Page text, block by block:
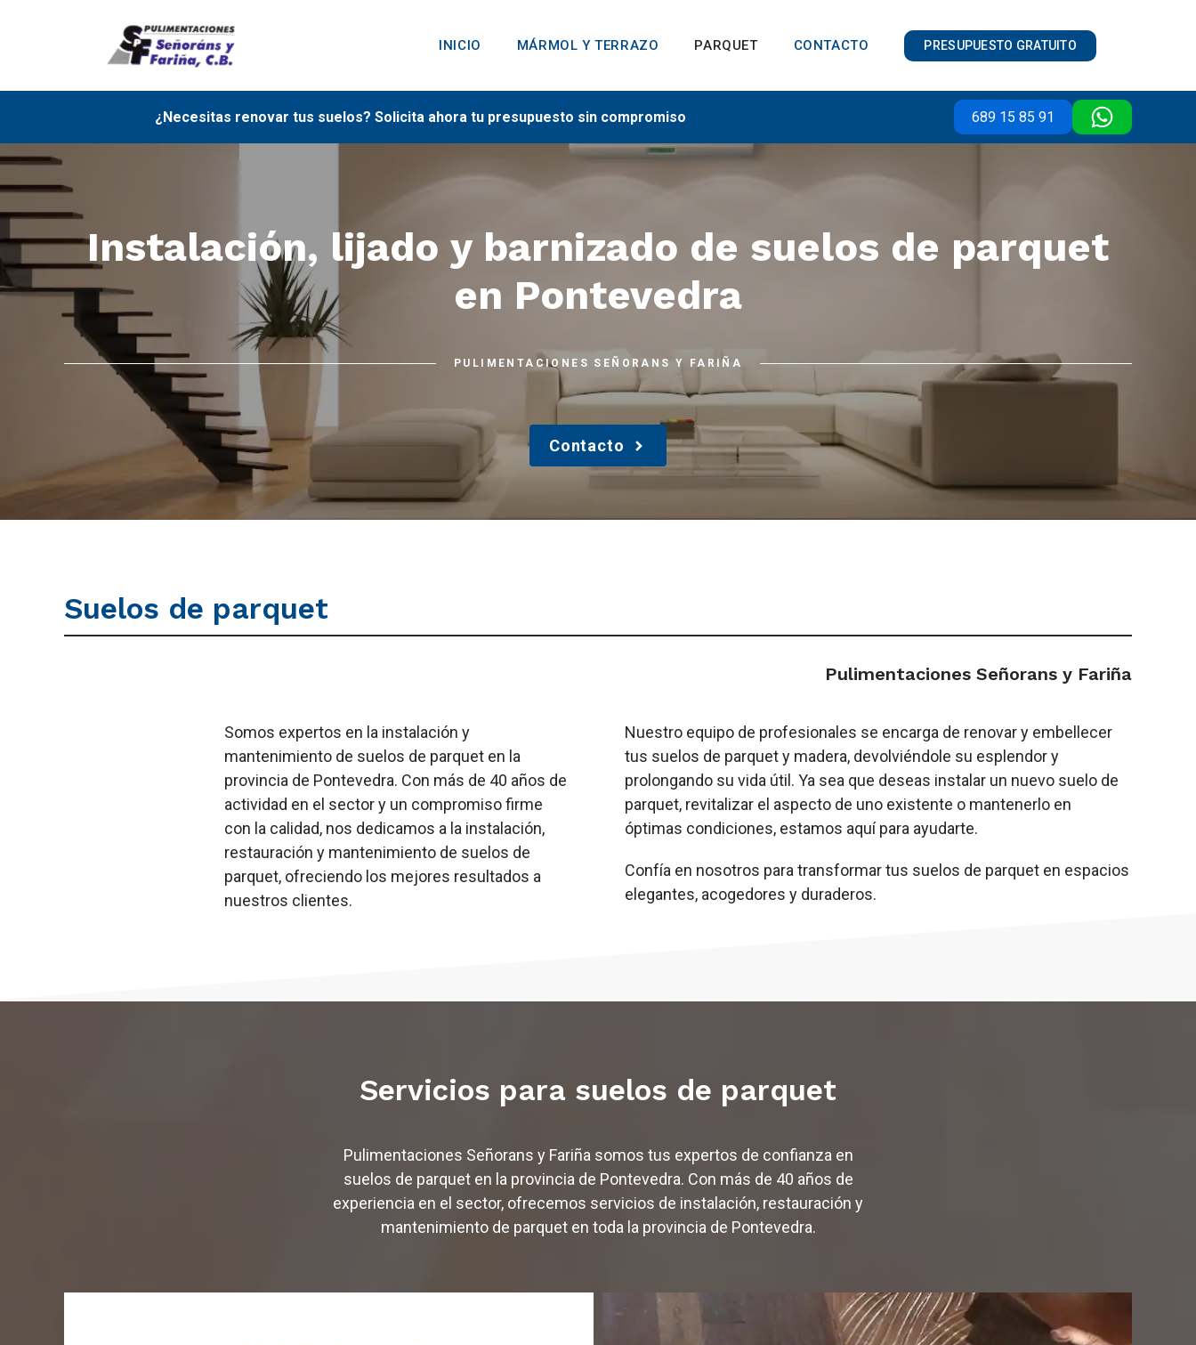
INICIO MÁRMOL Y TERRAZO PARQUET CONTACTO PRESUPUESTO GRATUITO
¿Necesitas renovar tus suelos? Solicita ahora tu presupuesto sin compromiso 689 15 85 91
Instalación, lijado y barnizado de suelos de parquet
en Pontevedra
PULIMENTACIONES SEÑORANS Y FARIÑA
Contacto
Suelos de parquet
Pulimentaciones Señorans y Fariña
Somos expertos en la instalación y
mantenimiento de suelos de parquet en la
provincia de Pontevedra. Con más de 40 años de
actividad en el sector y un compromiso firme
con la calidad, nos dedicamos a la instalación,
restauración y mantenimiento de suelos de
parquet, ofreciendo los mejores resultados a
nuestros clientes.
Nuestro equipo de profesionales se encarga de renovar y embellecer
tus suelos de parquet y madera, devolviéndole su esplendor y
prolongando su vida útil. Ya sea que deseas instalar un nuevo suelo de
parquet, revitalizar el aspecto de uno existente o mantenerlo en
óptimas condiciones, estamos aquí para ayudarte.
Confía en nosotros para transformar tus suelos de parquet en espacios
elegantes, acogedores y duraderos.
Servicios para suelos de parquet
Pulimentaciones Señorans y Fariña somos tus expertos de confianza en
suelos de parquet en la provincia de Pontevedra. Con más de 40 años de
experiencia en el sector, ofrecemos servicios de instalación, restauración y
mantenimiento de parquet en toda la provincia de Pontevedra.